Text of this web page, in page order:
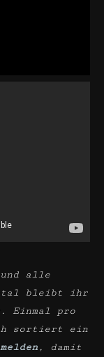
alle
bleibt ihr
Einmal pro
sortiert ein
, damit